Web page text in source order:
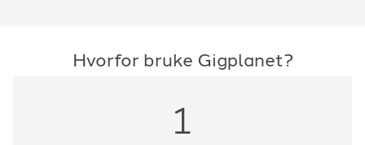
Hvorfor bruke Gigplanet?
1